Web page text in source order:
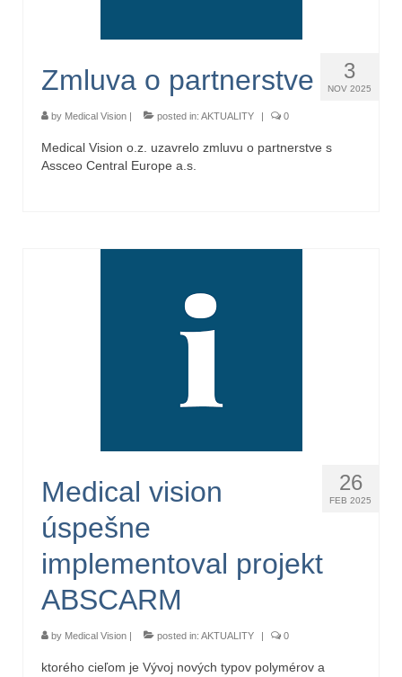
3
NOV 2025
Zmluva o partnerstve
by Medical Vision | posted in: AKTUALITY | 0
Medical Vision o.z. uzavrelo zmluvu o partnerstve s
Assceo Central Europe a.s.
26
FEB 2025
Medical vision
úspešne
implementoval projekt
ABSCARM
by Medical Vision | posted in: AKTUALITY | 0
ktorého cieľom je Vývoj nových typov polymérov a